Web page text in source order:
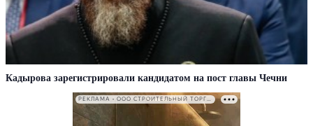
Кадырова зарегистрировали кандидатом на пост главы Чечни
РЕКЛАМА • ООО СТРОИТЕЛЬНЫЙ ТОРГОВЫЙ ДОМ «ПЕТРОВИЧ». ИНН: 7802348846